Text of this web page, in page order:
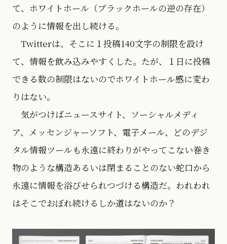
て、ホワイトホール（ブラックホールの逆の存在）
のように情報を出し続ける。
Twitterは、そこに１投稿140文字の制限を設け
て、情報を飲み込みやすくした。たが、１日に投稿
できる数の制限はないのでホワイトホール感に変わ
りはない。
気がつけばニュースサイト、ソーシャルメディ
ア、メッセンジャーソフト、電子メール、どのデジ
タル情報ツールも永遠に終わりがやってこない巻き
物のような構造あるいは閉まることのない蛇口から
永遠に情報を浴びせられつづける構造だ。われわれ
はそこでおぼれ続けるしか道はないのか？